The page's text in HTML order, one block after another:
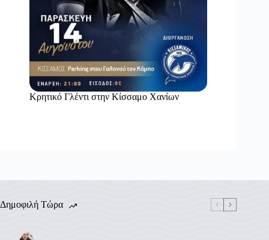
Κρητικό Γλέντι στην Κίσσαμο Χανίων
Δημοφιλή Τώρα